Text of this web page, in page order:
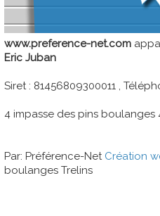
www.preference-net.com
Eric Juban
Siret : 81456809300011 ,
4 impasse des pins boulanges
Par: Préférence-Net Création
boulanges Trelins